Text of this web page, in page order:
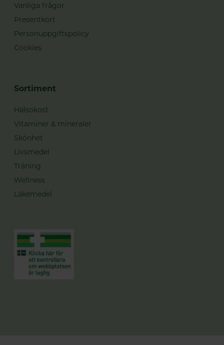
Vanliga frågor
Presentkort
Personuppgiftspolicy
Cookies
Sortiment
Hälsokost
Vitaminer & mineraler
Skönhet
Livsmedel
Träning
Wellness
Läkemedel